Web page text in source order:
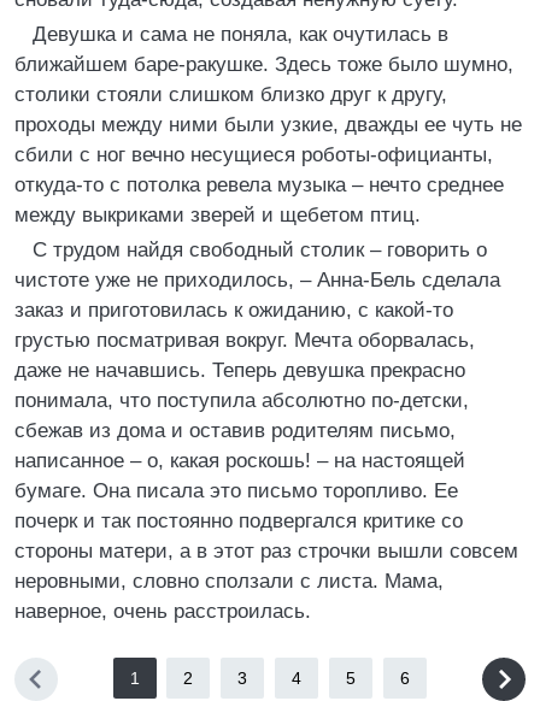
Девушка и сама не поняла, как очутилась в
ближайшем баре-ракушке. Здесь тоже было шумно,
столики стояли слишком близко друг к другу,
проходы между ними были узкие, дважды ее чуть не
сбили с ног вечно несущиеся роботы-официанты,
откуда-то с потолка ревела музыка – нечто среднее
между выкриками зверей и щебетом птиц.
С трудом найдя свободный столик – говорить о
чистоте уже не приходилось, – Анна-Бель сделала
заказ и приготовилась к ожиданию, с какой-то
грустью посматривая вокруг. Мечта оборвалась,
даже не начавшись. Теперь девушка прекрасно
понимала, что поступила абсолютно по-детски,
сбежав из дома и оставив родителям письмо,
написанное – о, какая роскошь! – на настоящей
бумаге. Она писала это письмо торопливо. Ее
почерк и так постоянно подвергался критике со
стороны матери, а в этот раз строчки вышли совсем
неровными, словно сползали с листа. Мама,
наверное, очень расстроилась.
1 2 3 4 5 6